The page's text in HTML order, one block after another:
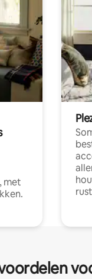
met